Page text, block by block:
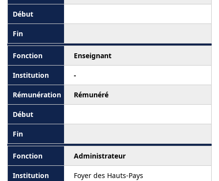
Enseignant
-
Rémunéré
Administrateur
Foyer des Hauts-Pays